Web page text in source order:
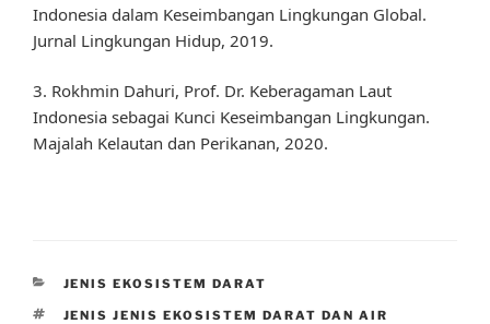
Indonesia dalam Keseimbangan Lingkungan Global.
Jurnal Lingkungan Hidup, 2019.
3. Rokhmin Dahuri, Prof. Dr. Keberagaman Laut
Indonesia sebagai Kunci Keseimbangan Lingkungan.
Majalah Kelautan dan Perikanan, 2020.
CATEGORIES
JENIS EKOSISTEM DARAT
TAGS
JENIS JENIS EKOSISTEM DARAT DAN AIR